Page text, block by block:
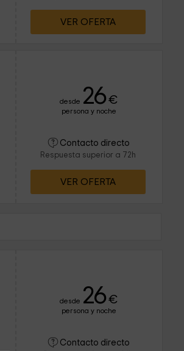
VER OFERTA
desde 26 €
persona y noche
Contacto directo
Respuesta superior a 72h
VER OFERTA
desde 26 €
persona y noche
Contacto directo